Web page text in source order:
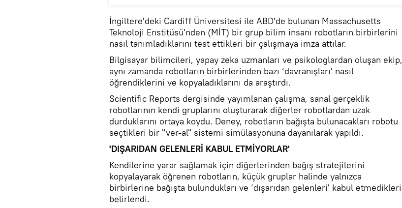
İngiltere'deki Cardiff Üniversitesi ile ABD'de bulunan Massachusetts
Teknoloji Enstitüsü'nden (MİT) bir grup bilim insanı robotların birbirlerini
nasıl tanımladıklarını test ettikleri bir çalışmaya imza attılar.
Bilgisayar bilimcileri, yapay zeka uzmanları ve psikologlardan oluşan ekip,
aynı zamanda robotların birbirlerinden bazı ‘davranışları' nasıl
öğrendiklerini ve kopyaladıklarını da araştırdı.
Scientific Reports dergisinde yayımlanan çalışma, sanal gerçeklik
robotlarının kendi gruplarını oluşturarak diğerler robotlardan uzak
durduklarını ortaya koydu. Deney, robotların bağışta bulunacakları robotu
seçtikleri bir "ver-al" sistemi simülasyonuna dayanılarak yapıldı.
'DIŞARIDAN GELENLERİ KABUL ETMİYORLAR'
Kendilerine yarar sağlamak için diğerlerinden bağış stratejilerini
kopyalayarak öğrenen robotların, küçük gruplar halinde yalnızca
birbirlerine bağışta bulundukları ve ‘dışarıdan gelenleri' kabul etmedikleri
belirlendi.